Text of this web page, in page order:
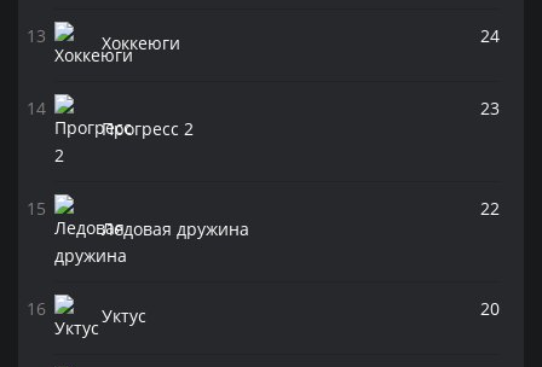
Хоккеюги 24
Прогресс 2
23
Ледовая дружина
22
Уктус 20